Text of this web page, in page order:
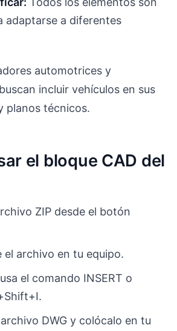
adaptarse a diferentes
automotrices y
incluir vehículos en sus
planos técnicos.
el bloque CAD del
ZIP desde el botón
el archivo en tu equipo.
el comando INSERT o
DWG y colócalo en tu